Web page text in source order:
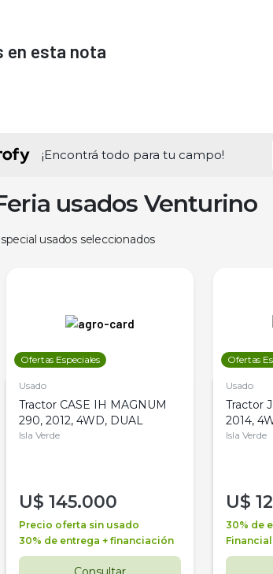
en esta nota
¡Encontrá todo para tu campo!
usados Venturino
usados seleccionados
Ofertas Especiales
Usado
Tractor CASE IH MAGNUM
290, 2012, 4WD, DUAL
Isla Verde
U$ 145.000
Precio oferta sin usado
30% de entrega + financiación
Ofertas
Usado
Tractor
2014,
Isla Verde
U$
30% de